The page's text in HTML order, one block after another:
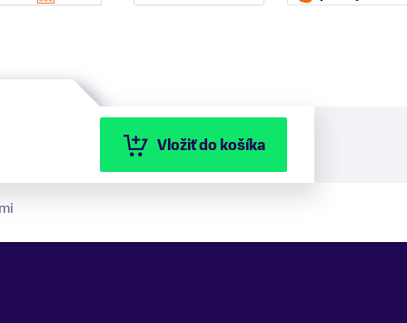
Vložiť do košíka